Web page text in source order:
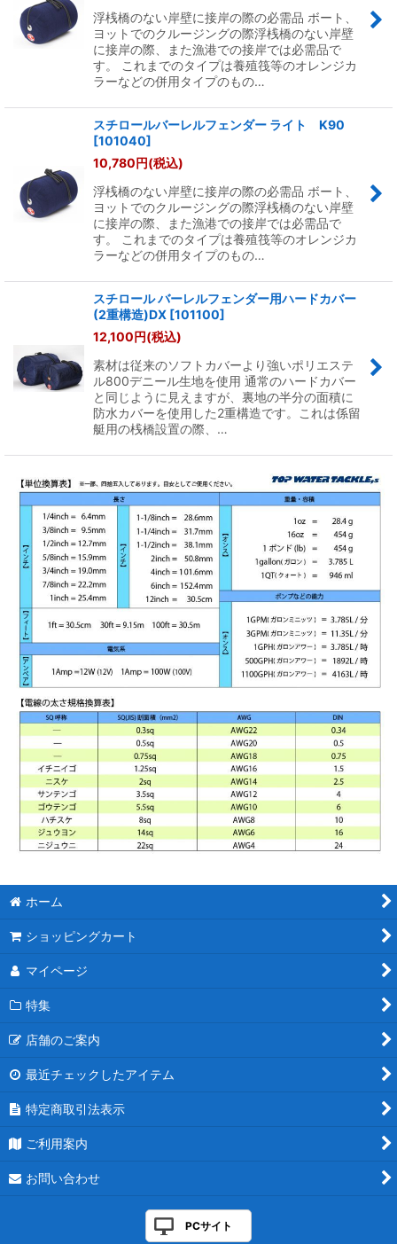
浮桟橋のない岸壁に接岸の際の必需品 ボート、
ヨットでのクルージングの際浮桟橋のない岸壁
に接岸の際、また漁港での接岸では必需品で
す。 これまでのタイプは養殖筏等のオレンジカ
ラーなどの併用タイプのもの…
スチロールバーレルフェンダー ライト K90
[101040]
10,780円(税込)
浮桟橋のない岸壁に接岸の際の必需品 ボート、
ヨットでのクルージングの際浮桟橋のない岸壁
に接岸の際、また漁港での接岸では必需品で
す。 これまでのタイプは養殖筏等のオレンジカ
ラーなどの併用タイプのもの…
スチロール バーレルフェンダー用ハードカバー
(2重構造)DX [101100]
12,100円(税込)
素材は従来のソフトカバーより強いポリエステ
ル800デニール生地を使用 通常のハードカバー
と同じように見えますが、裏地の半分の面積に
防水カバーを使用した2重構造です。これは係留
艇用の桟橋設置の際、…
ホーム
ショッピングカート
マイページ
特集
店舗のご案内
最近チェックしたアイテム
特定商取引法表示
ご利用案内
お問い合わせ
PCサイト